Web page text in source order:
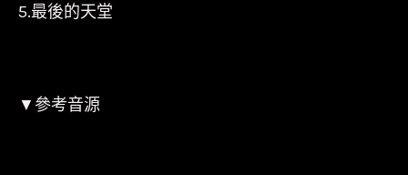
5.最後的天堂
▼參考音源